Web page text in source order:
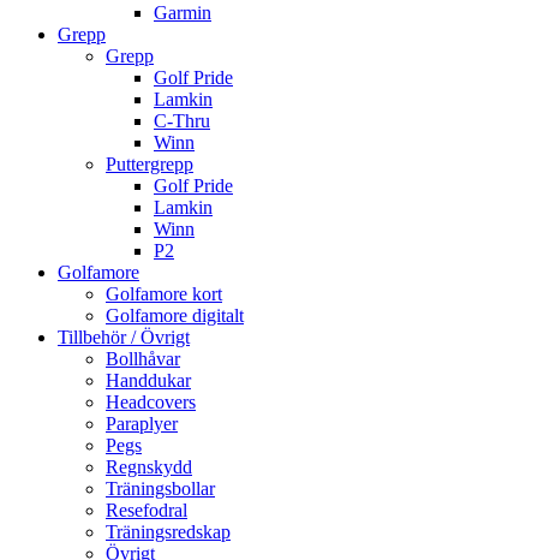
Garmin
Grepp
Grepp
Golf Pride
Lamkin
C-Thru
Winn
Puttergrepp
Golf Pride
Lamkin
Winn
P2
Golfamore
Golfamore kort
Golfamore digitalt
Tillbehör / Övrigt
Bollhåvar
Handdukar
Headcovers
Paraplyer
Pegs
Regnskydd
Träningsbollar
Resefodral
Träningsredskap
Övrigt